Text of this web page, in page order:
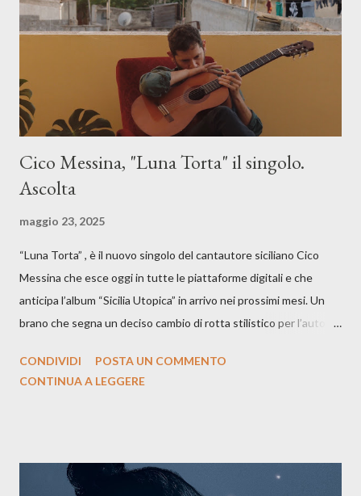
Cico Messina, "Luna Torta" il singolo.
Ascolta
maggio 23, 2025
“Luna Torta” , è il nuovo singolo del cantautore siciliano Cico
Messina che esce oggi in tutte le piattaforme digitali e che
anticipa l’album “Sicilia Utopica” in arrivo nei prossimi mesi. Un
brano che segna un deciso cambio di rotta stilistico per l’autore
testo ibrido tra italiano e siciliano, e un’urgenza espressiva che
La canzone racconta la difficoltà di creare, e perfino di esistere,
CONDIVIDI
POSTA UN COMMENTO
CONTINUA A LEGGERE